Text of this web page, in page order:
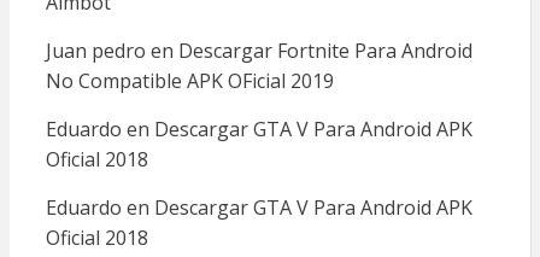
Juan pedro en Descargar Fortnite Para Android
No Compatible APK OFicial 2019
Eduardo en Descargar GTA V Para Android APK
Oficial 2018
Eduardo en Descargar GTA V Para Android APK
Oficial 2018